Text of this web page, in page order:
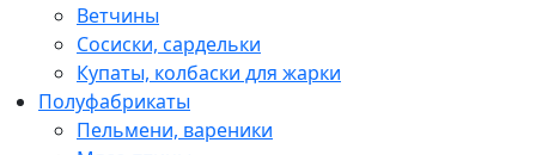
Ветчины
Сосиски, сардельки
Купаты, колбаски для жарки
Полуфабрикаты
Пельмени, вареники